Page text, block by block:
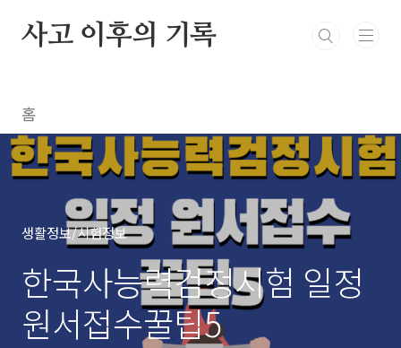
본문 바로가기
사고 이후의 기록
홈
생활정보/시험정보
한국사능력검정시험 일정
원서접수꿀팁5